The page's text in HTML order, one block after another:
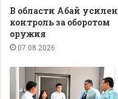
В области Абай усилен
контроль за оборотом
оружия
07.08.2026